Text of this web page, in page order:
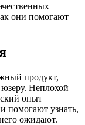
они помогают
продукт,
Неплохой
опыт
помогают узнать,
ожидают.